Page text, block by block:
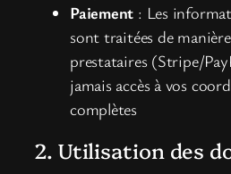
Paiement : Les
sont traitées de
prestataires (Stripe/
jamais accès à vos
complètes
2. Utilisation des